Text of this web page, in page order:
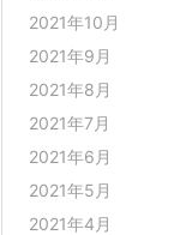
2021年10月
2021年9月
2021年8月
2021年7月
2021年6月
2021年5月
2021年4月